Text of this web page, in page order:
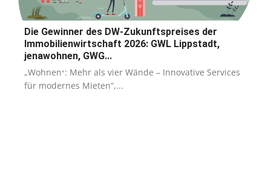
Die Gewinner des DW-Zukunftspreises der
Immobilienwirtschaft 2026: GWL Lippstadt,
jenawohnen, GWG...
„Wohnen⁺: Mehr als vier Wände – Innovative Services
für modernes Mieten“,...